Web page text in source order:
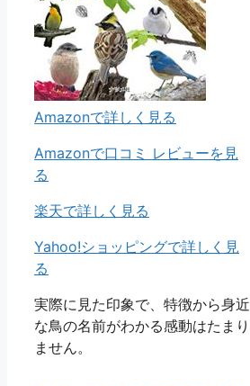
Amazonで詳しく見る
Amazonで口コミ レビューを見
る
楽天で詳しく見る
Yahoo!ショッピングで詳しく見
る
実際に見た印象で、特徴から身近
な鳥の名前がわかる感動はたまり
ません。